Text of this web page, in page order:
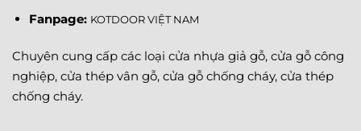
Fanpage: KOTDOOR VIỆT NAM
Chuyên cung cấp các loại cửa nhựa giả gỗ, cửa gỗ công
nghiệp, cửa thép vân gỗ, cửa gỗ chống cháy, cửa thép
chống cháy.